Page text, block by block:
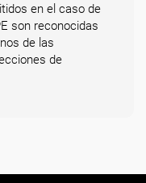
en el caso de
son reconocidas
de las
de